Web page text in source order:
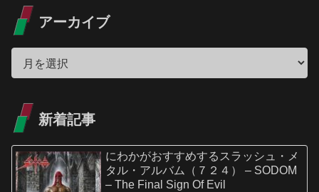
アーカイブ
新着記事
にわかがおすすめするスラッシュ・メ
タル・アルバム（７２４） – SODOM
– The Final Sign Of Evil